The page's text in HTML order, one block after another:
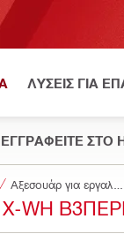
ΛΥΣΕΙΣ ΓΙΑ
ΕΓΓΡΑΦΕΙΤΕ ΣΤΟ
WH